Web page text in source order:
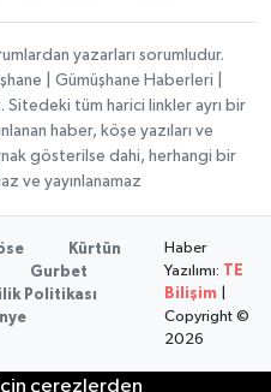
yazarları sorumludur.
| Gümüşhane Haberleri |
tüm harici linkler ayrı bir
haber, köşe yazıları ve
gösterilse dahi, herhangi bir
ve yayınlanamaz
Kürtün
Gurbet
Politikası
Haber
Yazılımı: TE
Bilişim
Copyright ©
2026
çerezlerden